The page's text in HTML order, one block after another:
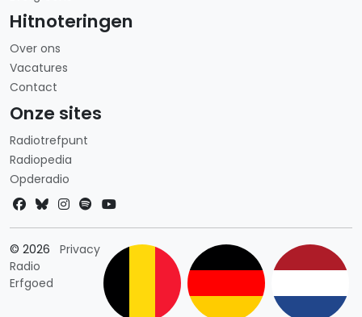
Hitnoteringen
Over ons
Vacatures
Contact
Onze sites
Radiotrefpunt
Radiopedia
Opderadio
© 2026
Radio
Erfgoed
PrivacyLandkeuze